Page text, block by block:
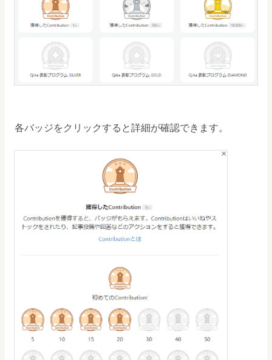
各バッジをクリックすると詳細が確認できます。